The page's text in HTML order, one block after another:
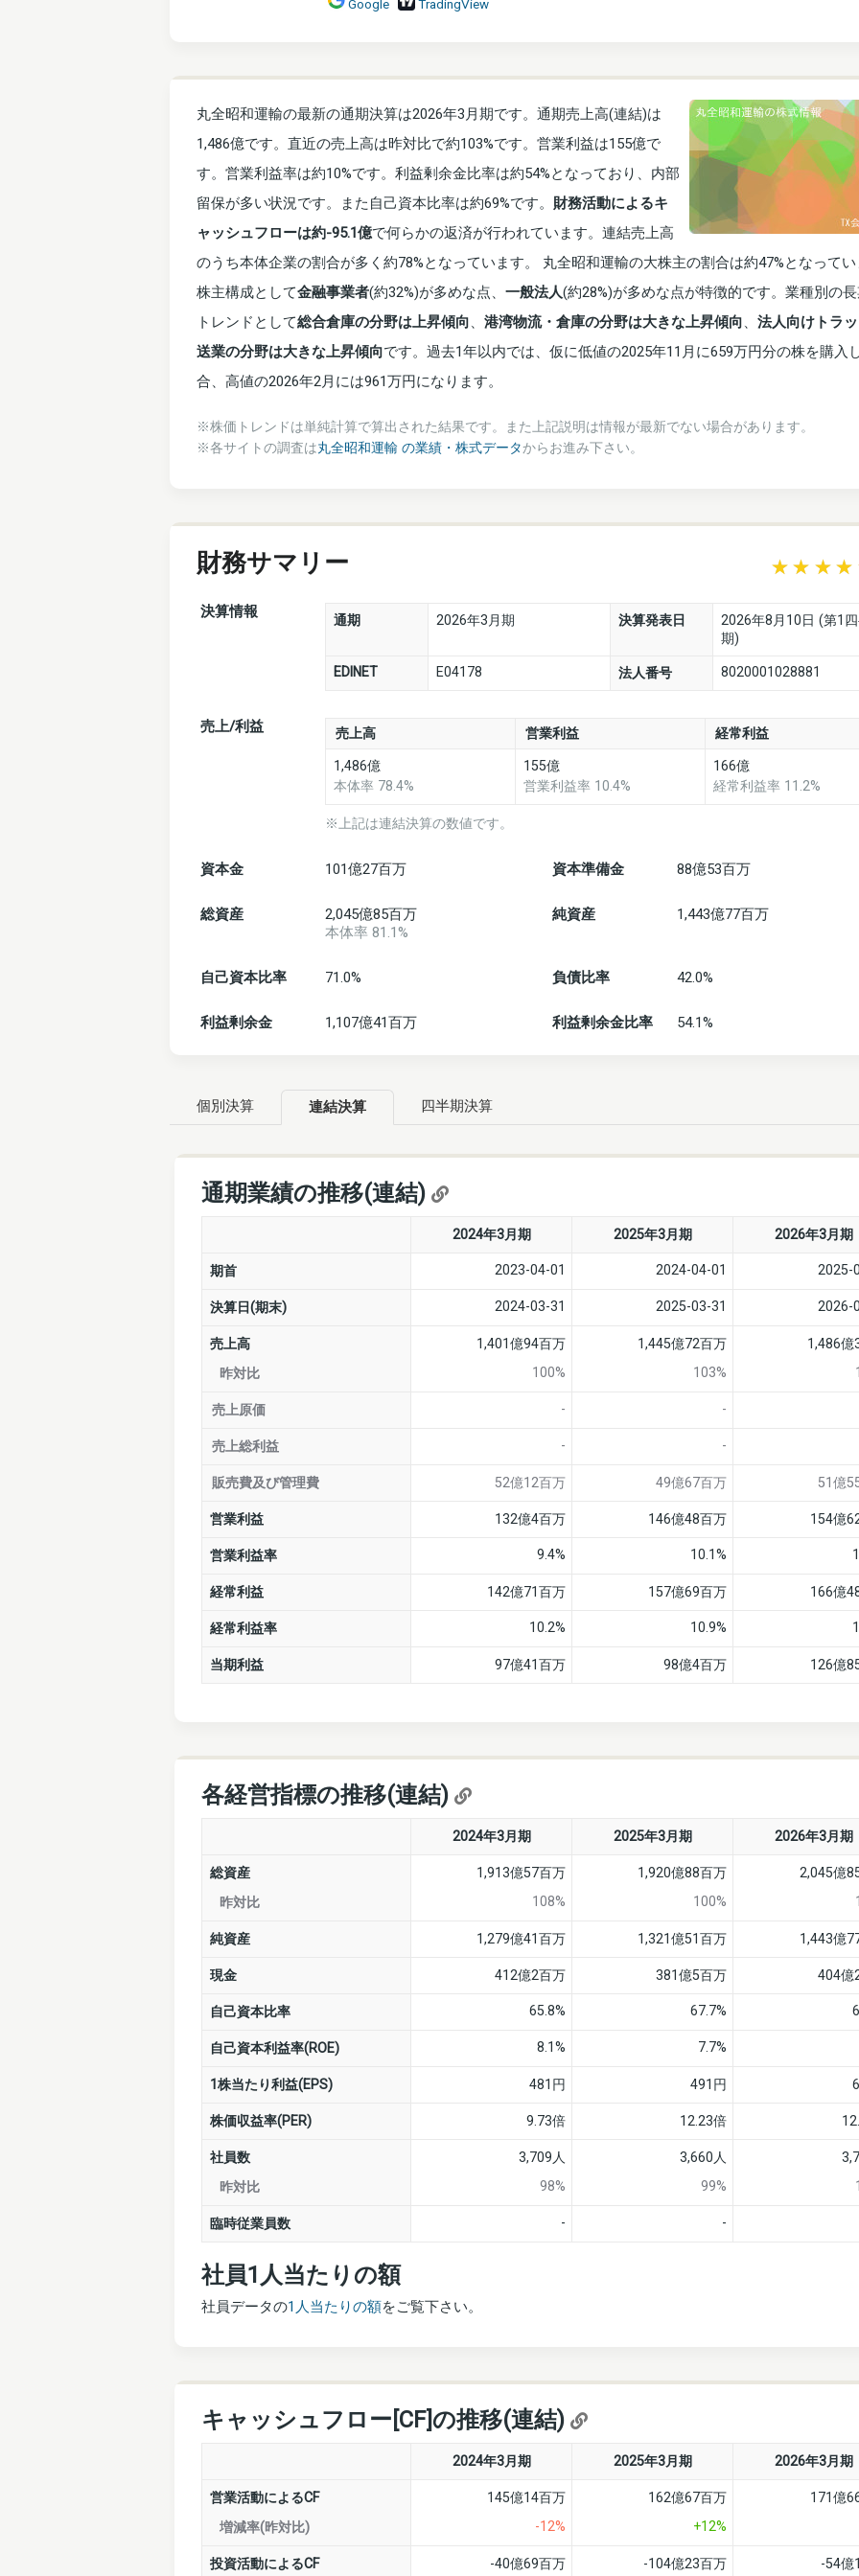
Google TradingView
丸全昭和運輸の最新の通期決算は2026年3月期です。通期売上高(連結)は
1,486億です。直近の売上高は昨対比で約103%です。営業利益は155億で
す。営業利益率は約10%です。利益剰余金比率は約54%となっており、内部
留保が多い状況です。また自己資本比率は約69%です。 財務活動によるキ
ャッシュフローは約-95.1億で何らかの返済が行われています。連結売上高
のうち本体企業の割合が多く約78%となっています。 丸全昭和運輸の大株主の割合は約47%となってい
株主構成として金融事業者(約32%)が多めな点、 一般法人(約28%)が多めな点が特徴的です。業種別の
トレンドとして総合倉庫の分野は上昇傾向、 港湾物流・倉庫の分野は大きな上昇傾向、 法人向けトラ
送業の分野は大きな上昇傾向です。過去1年以内では、仮に低値の2025年11月に659万円分の株を購入
合、高値の2026年2月には961万円になります。
※株価トレンドは単純計算で算出された結果です。また上記説明は情報が最新でない場合があります。
※各サイトの調査は丸全昭和運輸 の業績・株式データからお進み下さい。
財務サマリー
決算情報 通期 2026年3月期 決算発表日
2026年8月10日 (第1
期)
EDINET E04178 法人番号 8020001028881
売上/利益 売上高 営業利益 経常利益
1,486億
本体率 78.4%
155億
営業利益率 10.4%
166億
経常利益率 11.2%
※上記は連結決算の数値です。
資本金 101億27百万 資本準備金 88億53百万
総資産
2,045億85百万
本体率 81.1%
純資産 1,443億77百万
自己資本比率 71.0% 負債比率 42.0%
利益剰余金 1,107億41百万 利益剰余金比率 54.1%
個別決算 連結決算 四半期決算
通期業績の推移(連結)
2024年3月期 2025年3月期 2026年3月期
期首 2023-04-01 2024-04-01 2025-
決算日(期末) 2024-03-31 2025-03-31 2026-
売上高
昨対比
1,401億94百万
100%
1,445億72百万
103%
1,486億
売上原価 - -
売上総利益 - -
販売費及び管理費 52億12百万 49億67百万 51億
営業利益 132億4百万 146億48百万 154億
営業利益率 9.4% 10.1%
経常利益 142億71百万 157億69百万 166億
経常利益率 10.2% 10.9%
当期利益 97億41百万 98億4百万 126億
各経営指標の推移(連結)
2024年3月期 2025年3月期 2026年3月期
総資産
昨対比
1,913億57百万
108%
1,920億88百万
100%
2,045億
純資産 1,279億41百万 1,321億51百万 1,443億
現金 412億2百万 381億5百万 404億
自己資本比率 65.8% 67.7%
自己資本利益率(ROE) 8.1% 7.7%
1株当たり利益(EPS) 481円 491円
株価収益率(PER) 9.73倍 12.23倍
社員数
昨対比
3,709人
98%
3,660人
99%
臨時従業員数 - -
社員1人当たりの額
社員データの1人当たりの額をご覧下さい。
キャッシュフロー[CF]の推移(連結)
2024年3月期 2025年3月期 2026年3月期
営業活動によるCF
増減率(昨対比)
145億14百万
-12%
162億67百万
+12%
171億
投資活動によるCF -40億69百万 -104億23百万 -54億